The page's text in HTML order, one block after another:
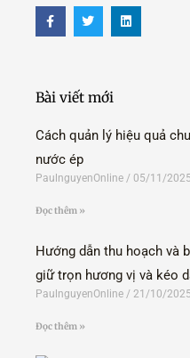
F
a
c
k
T
w
i
L
i
n
Bài viết mới
Cách quản lý hiệu quả
nước ép
PaulnguyenOnline 05/11/2025
Đọc thêm »
Hướng dẫn thu hoạch và
giữ trọn hương vị và kéo
PaulnguyenOnline 21/10/2025
Đọc thêm »